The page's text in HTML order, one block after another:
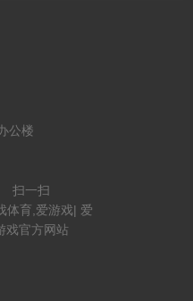
公楼
扫一扫
体育,爱游戏| 爱
戏官方网站